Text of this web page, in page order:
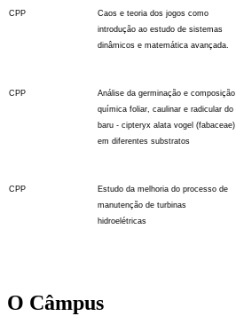
CPP
Caos e teoria dos jogos como
introdução ao estudo de sistemas
dinâmicos e matemática avançada.
CPP
Análise da germinação e composição
química foliar, caulinar e radicular do
baru - cipteryx alata vogel (fabaceae)
em diferentes substratos
CPP
Estudo da melhoria do processo de
manutenção de turbinas
hidroelétricas
O Câmpus